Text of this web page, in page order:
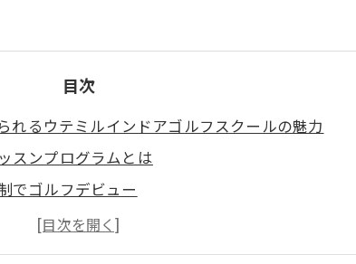
目次
れるウテミルインドアゴルフスクールの魅力
スンプログラムとは
でゴルフデビュー
すべてレンタル可能
実した環境